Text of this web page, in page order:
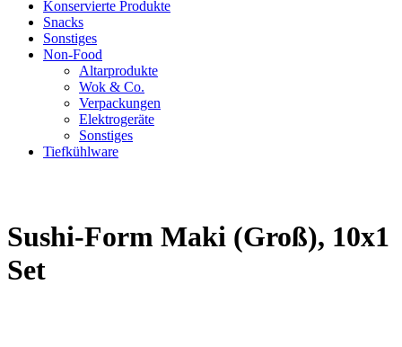
Konservierte Produkte
Snacks
Sonstiges
Non-Food
Altarprodukte
Wok & Co.
Verpackungen
Elektrogeräte
Sonstiges
Tiefkühlware
Sushi-Form Maki (Groß), 10x1
Set